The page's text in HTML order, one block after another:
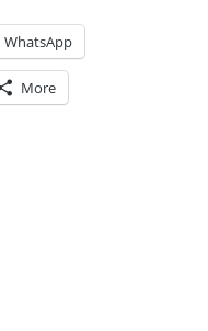
WhatsApp
More